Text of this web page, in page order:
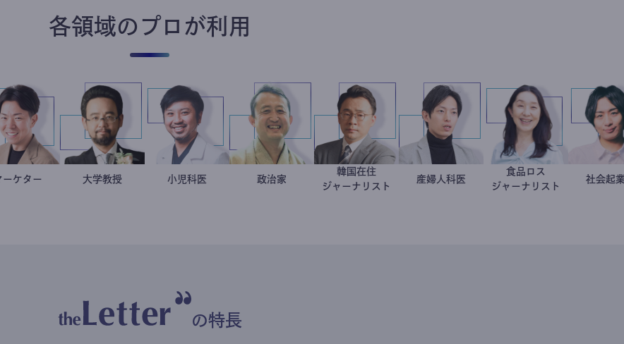
各領域のプロが利用
室谷良平
マーケター 金谷一朗
大学教授 今西洋介
小児科医 小坂英二 徐台教
韓国在住
ジャーナリスト
重見大介
産婦人科医 井出留美
食品ロス
ジャーナリスト
の特長